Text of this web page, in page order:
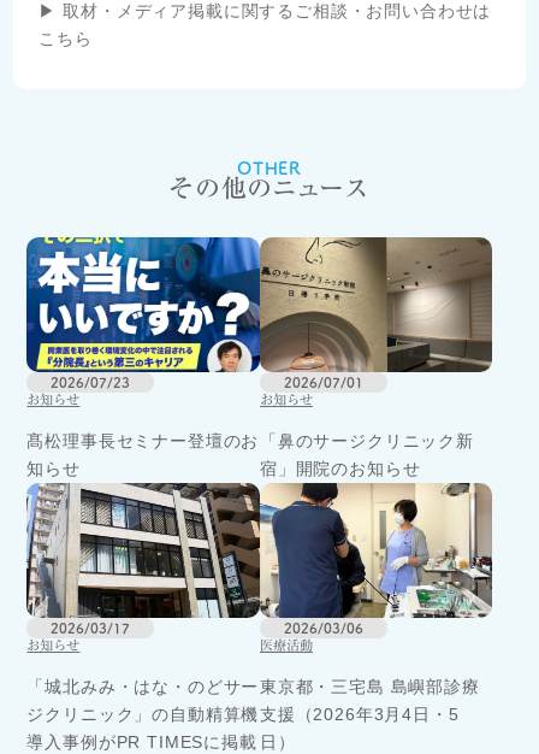
▶ 取材・メディア掲載に関するご相談・お問い合わせは
こちら
OTHER
その他のニュース
2026/07/23
お知らせ
髙松理事長セミナー登壇のお
知らせ
2026/07/01
お知らせ
「鼻のサージクリニック新
宿」開院のお知らせ
2026/03/17
お知らせ
「城北みみ・はな・のどサー
ジクリニック」の自動精算機
導入事例がPR TIMESに掲載
2026/03/06
医療活動
東京都・三宅島 島嶼部診療
支援（2026年3月4日・5
日）